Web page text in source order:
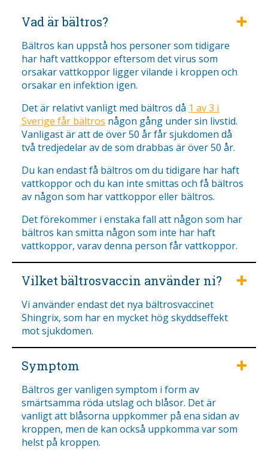
Vad är bältros?
Bältros kan uppstå hos personer som tidigare
har haft vattkoppor eftersom det virus som
orsakar vattkoppor ligger vilande i kroppen och
orsakar en infektion igen.
Det är relativt vanligt med bältros då 1 av 3 i
Sverige får bältros någon gång under sin livstid.
Vanligast är att de över 50 år får sjukdomen då
två tredjedelar av de som drabbas är över 50 år.
Du kan endast få bältros om du tidigare har haft
vattkoppor och du kan inte smittas och få bältros
av någon som har vattkoppor eller bältros.
Det förekommer i enstaka fall att någon som har
bältros kan smitta någon som inte har haft
vattkoppor, varav denna person får vattkoppor.
Vilket bältrosvaccin använder ni?
Vi använder endast det nya bältrosvaccinet
Shingrix, som har en mycket hög skyddseffekt
mot sjukdomen.
Symptom
Bältros ger vanligen symptom i form av
smärtsamma röda utslag och blåsor. Det är
vanligt att blåsorna uppkommer på ena sidan av
kroppen, men de kan också uppkomma var som
helst på kroppen.